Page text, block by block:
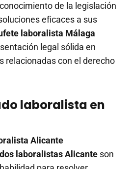
de la legislación
eficaces a sus
laboralista Málaga
legal sólida en
relacionadas con el derecho
laboralista en
Alicante
laboralistas Alicante son